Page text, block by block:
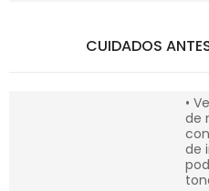
CUIDADOS
•
de
de